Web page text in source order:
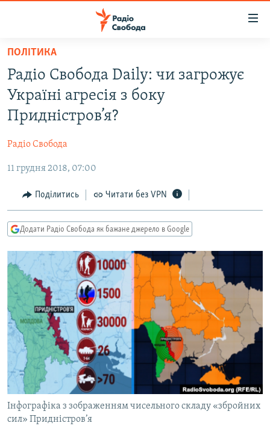
Перейти
основного
матеріалу
Перейти
до
основної
Перейти
пошуку
РАДІО СВОБОДА – 70 РОКІВ
ВСЕ ЗА ДОБУ
СТАТТІ
ЕКОНОМІКА
СУСПІЛЬСТВО
КУЛЬТУРА
УКРАЇНА
РОСІЙСЬКА «ФІЛЬТРАЦІЯ»
ДОНБАС.РЕАЛІЇ
КРИМ.РЕАЛІЇ
СХЕМИ
КИТАЙ.ВИКЛИКИ
МУЛЬТИМЕДІА
ФОТО
СПЕЦПРОЄКТИ
ПОДКАСТИ
КРИМ РЕАЛІЇ
РУС
УКР
ПОЛІТИКА
Радіо Свобода Daily: чи загрожує
Україні агресія з боку
Придністров’я?
Радіо Свобода
11 грудня 2018, 07:00
Поділитись Читати без VPN
Додати Радіо Свобода як бажане джерело в Google
Інфографіка з зображенням чисельного складу «збройних
сил» Придністров’я